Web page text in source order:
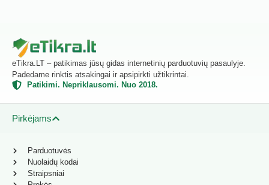
eTikra.LT – patikimas jūsų gidas internetinių parduotuvių pasaulyje.
Padedame rinktis atsakingai ir apsipirkti užtikrintai.
Patikimi. Nepriklausomi. Nuo 2018.
Pirkėjams
Parduotuvės
Nuolaidų kodai
Straipsniai